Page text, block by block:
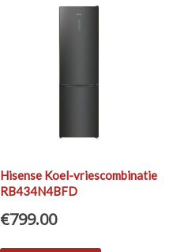
Hisense Koel-vriescombinatie
RB434N4BFD
€799.00